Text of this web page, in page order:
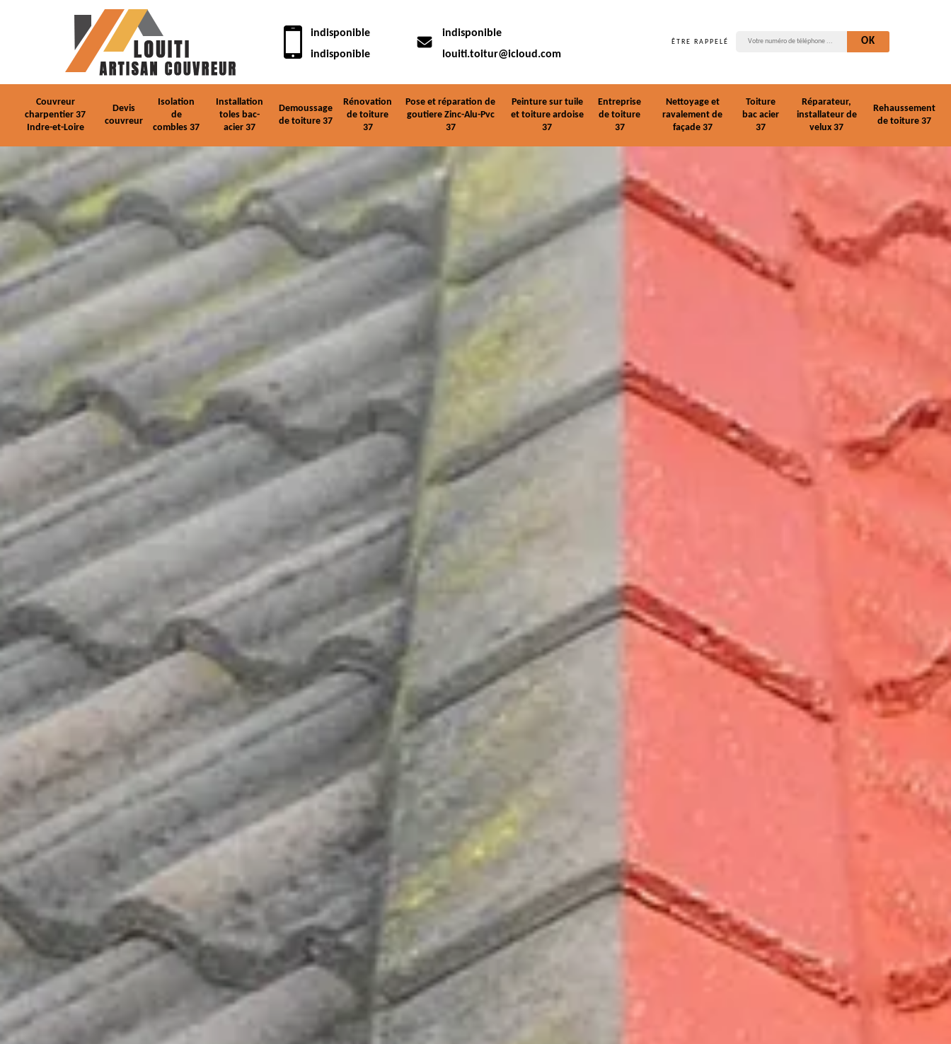
indisponible
indisponible
indisponible
louiti.toitur@icloud.com
ÊTRE RAPPELÉ
Couvreur
charpentier 37
Indre-et-Loire
Devis
couvreur
Isolation
de
combles 37
Installation
toles bac-
acier 37
Demoussage
de toiture 37
Rénovation
de toiture
37
Pose et réparation de
goutiere Zinc-Alu-Pvc
37
Peinture sur tuile
et toiture ardoise
37
Entreprise
de toiture
37
Nettoyage et
ravalement de
façade 37
Toiture
bac acier
37
Réparateur,
installateur de
velux 37
Rehaussement
de toiture 37